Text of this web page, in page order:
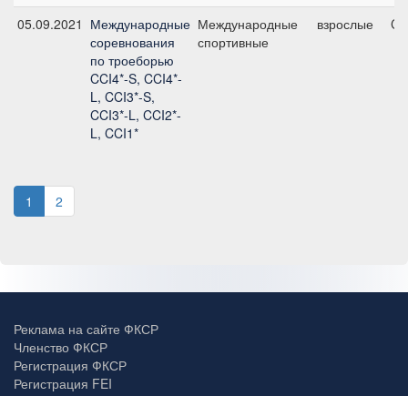
05.09.2021 Международные
соревнования
по троеборью
CCI4*-S, CCI4*-
L, CCI3*-S,
CCI3*-L, CCI2*-
L, CCI1*
Международные
спортивные
взрослые
1 2
Реклама на сайте ФКСР
Членство ФКСР
Регистрация ФКСР
Регистрация FEI